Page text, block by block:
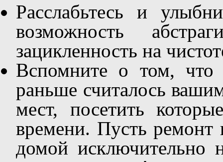
Расслабьтесь и
возможность
зацикленность на
Вспомните о том, что
раньше считалось
мест, посетить
времени. Пусть ремонт
домой исключительно